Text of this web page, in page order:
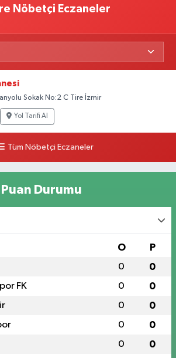
Nöbetçi Eczaneler
Sokak No:2 C Tire İzmir
Yol Tarifi Al
Tüm Nöbetçi Eczaneler
Durumu
O P
0 0
FK 0 0
0 0
0 0
0 0